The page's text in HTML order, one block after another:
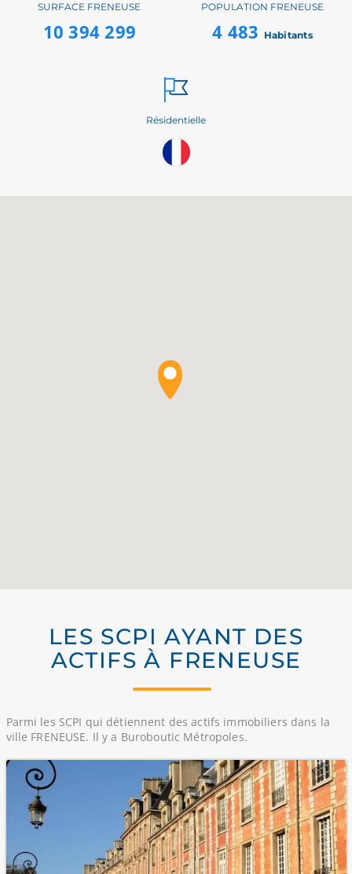
SURFACE FRENEUSE
10 394 299
POPULATION FRENEUSE
4 483 Habitants
Résidentielle
LES SCPI AYANT DES
ACTIFS À FRENEUSE
Parmi les SCPI qui détiennent des actifs immobiliers dans la
ville FRENEUSE. Il y a Buroboutic Métropoles.